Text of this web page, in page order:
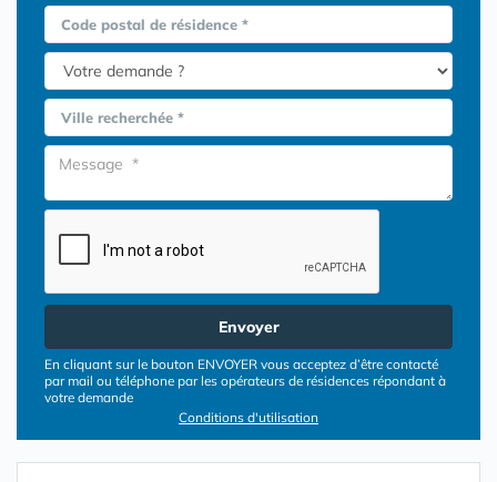
Code postal de résidence *
Ville recherchée *
Envoyer
En cliquant sur le bouton ENVOYER vous acceptez d’être contacté
par mail ou téléphone par les opérateurs de résidences répondant à
votre demande
Conditions d'utilisation